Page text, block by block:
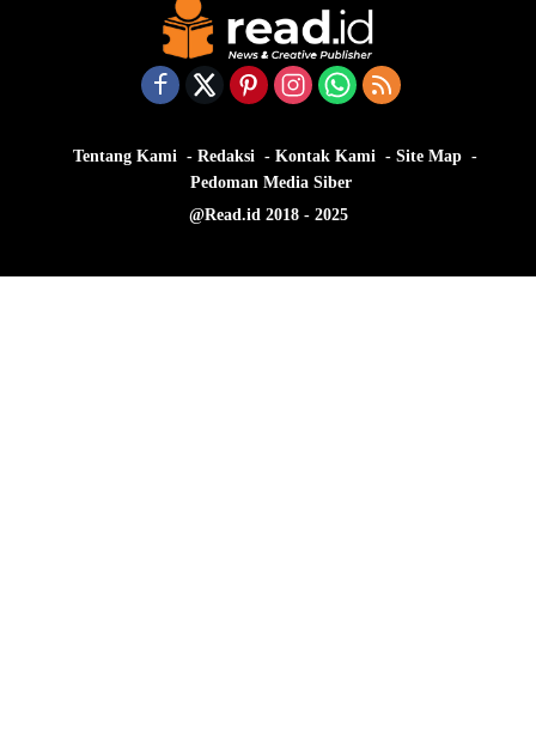
Tentang Kami Redaksi Kontak Kami
Site Map
Pedoman Media Siber
@Read.id 2018 - 2025